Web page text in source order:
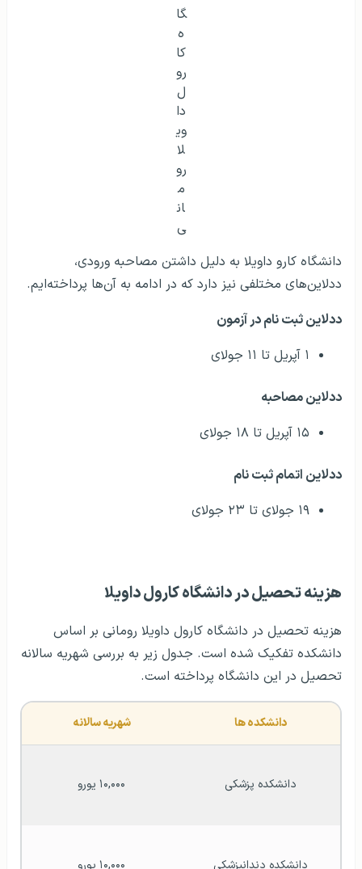
گا
ه
کا
رو
ل
دا
وی
لا
رو
م
ان
ی
دانشگاه کارو داویلا به دلیل داشتن مصاحبه ورودی،
ددلاین‌های مختلفی نیز دارد که در ادامه به آن‌ها پرداخته‌ایم.
ددلاین ثبت نام در آزمون
۱ آپریل تا ۱۱ جولای
ددلاین مصاحبه
۱۵ آپریل تا ۱۸ جولای
ددلاین اتمام ثبت نام
۱۹ جولای تا ۲۳ جولای
هزینه تحصیل در دانشگاه کارول داویلا
هزینه تحصیل در دانشگاه کارول داویلا رومانی بر اساس
دانشکده تفکیک شده است. جدول زیر به بررسی شهریه سالانه
تحصیل در این دانشگاه پرداخته است.
دانشکده ها شهریه سالانه
دانشکده پزشکی ۱۰,۰۰۰ یورو
دانشکده دندانپزشکی ۱۰,۰۰۰ یورو